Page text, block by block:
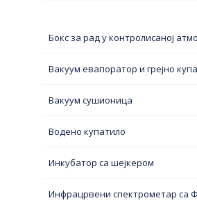
Бокс за рад у контролисаној
Вакуум евапоратор и грејно
Вакуум сушионица
Водено купатило
Инкубатор са шејкером
Инфрацрвени спектрометар са